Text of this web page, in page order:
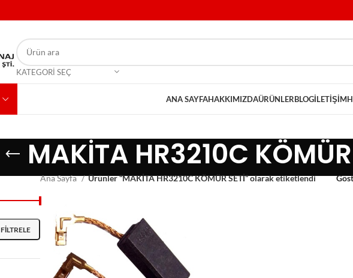
KATEGORI SEÇ
ANA SAYFAHAKKIMIZDAÜRÜNLERBLOGİLETIŞIM
MAKİTA HR3210C
FILTRELE
Ana Sayfa Ürünler “MAKİTA HR3210C KÖMÜR SETİ” olarak etiketlendi